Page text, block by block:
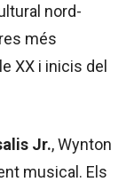
nord-
més
XX i inicis del
Jr., Wynton
musical. Els